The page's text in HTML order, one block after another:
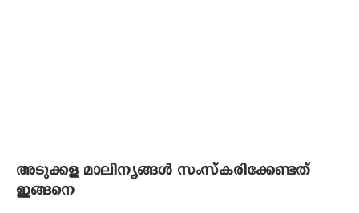
അടുക്കള മാലിന്യങ്ങൾ സംസ്കരിക്കേണ്ടത്
ഇങ്ങനെ